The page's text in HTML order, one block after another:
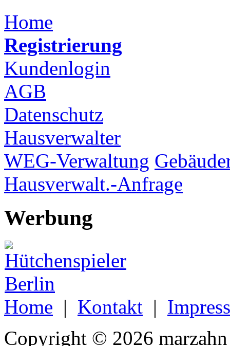
Home
Registrierung
Kundenlogin
AGB
Datenschutz
Hausverwalter
WEG-Verwaltung
Hausverwalt.-Anfrage
Werbung
Home | Kontakt |
Copyright © 2026